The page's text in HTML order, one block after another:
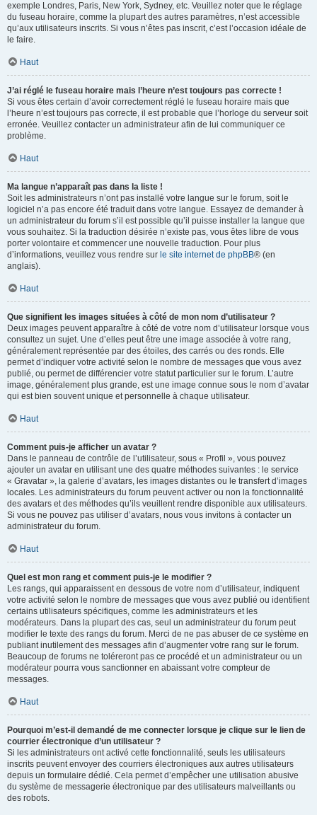
exemple Londres, Paris, New York, Sydney, etc. Veuillez noter que le réglage
du fuseau horaire, comme la plupart des autres paramètres, n’est accessible
qu’aux utilisateurs inscrits. Si vous n’êtes pas inscrit, c’est l’occasion idéale de
le faire.
Haut
J’ai réglé le fuseau horaire mais l’heure n’est toujours pas correcte !
Si vous êtes certain d’avoir correctement réglé le fuseau horaire mais que
l’heure n’est toujours pas correcte, il est probable que l’horloge du serveur soit
erronée. Veuillez contacter un administrateur afin de lui communiquer ce
problème.
Haut
Ma langue n’apparaît pas dans la liste !
Soit les administrateurs n’ont pas installé votre langue sur le forum, soit le
logiciel n’a pas encore été traduit dans votre langue. Essayez de demander à
un administrateur du forum s’il est possible qu’il puisse installer la langue que
vous souhaitez. Si la traduction désirée n’existe pas, vous êtes libre de vous
porter volontaire et commencer une nouvelle traduction. Pour plus
d’informations, veuillez vous rendre sur le site internet de phpBB® (en
anglais).
Haut
Que signifient les images situées à côté de mon nom d’utilisateur ?
Deux images peuvent apparaître à côté de votre nom d’utilisateur lorsque vous
consultez un sujet. Une d’elles peut être une image associée à votre rang,
généralement représentée par des étoiles, des carrés ou des ronds. Elle
permet d’indiquer votre activité selon le nombre de messages que vous avez
publié, ou permet de différencier votre statut particulier sur le forum. L’autre
image, généralement plus grande, est une image connue sous le nom d’avatar
qui est bien souvent unique et personnelle à chaque utilisateur.
Haut
Comment puis-je afficher un avatar ?
Dans le panneau de contrôle de l’utilisateur, sous « Profil », vous pouvez
ajouter un avatar en utilisant une des quatre méthodes suivantes : le service
« Gravatar », la galerie d’avatars, les images distantes ou le transfert d’images
locales. Les administrateurs du forum peuvent activer ou non la fonctionnalité
des avatars et des méthodes qu’ils veuillent rendre disponible aux utilisateurs.
Si vous ne pouvez pas utiliser d’avatars, nous vous invitons à contacter un
administrateur du forum.
Haut
Quel est mon rang et comment puis-je le modifier ?
Les rangs, qui apparaissent en dessous de votre nom d’utilisateur, indiquent
votre activité selon le nombre de messages que vous avez publié ou identifient
certains utilisateurs spécifiques, comme les administrateurs et les
modérateurs. Dans la plupart des cas, seul un administrateur du forum peut
modifier le texte des rangs du forum. Merci de ne pas abuser de ce système en
publiant inutilement des messages afin d’augmenter votre rang sur le forum.
Beaucoup de forums ne toléreront pas ce procédé et un administrateur ou un
modérateur pourra vous sanctionner en abaissant votre compteur de
messages.
Haut
Pourquoi m’est-il demandé de me connecter lorsque je clique sur le lien de
courrier électronique d’un utilisateur ?
Si les administrateurs ont activé cette fonctionnalité, seuls les utilisateurs
inscrits peuvent envoyer des courriers électroniques aux autres utilisateurs
depuis un formulaire dédié. Cela permet d’empêcher une utilisation abusive
du système de messagerie électronique par des utilisateurs malveillants ou
des robots.